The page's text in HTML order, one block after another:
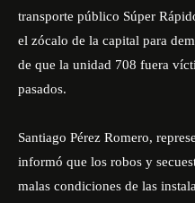
transporte público Súper
el zócalo de la capital para
de que la unidad 708 fuera
pasados.
Santiago Pérez Romero,
informó que los robos y
malas condiciones de las